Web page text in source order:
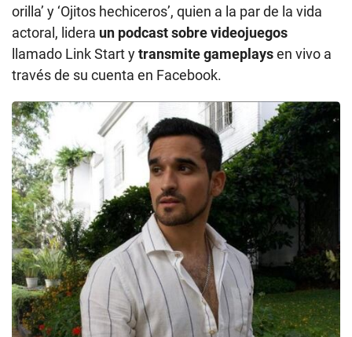
orilla’ y ‘Ojitos hechiceros’, quien a la par de la vida
actoral, lidera un podcast sobre videojuegos
llamado Link Start ytransmite gameplaysen vivo a
través de su cuenta en Facebook.